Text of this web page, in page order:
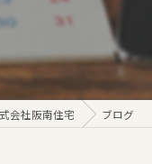
会社阪南住宅 ブログ